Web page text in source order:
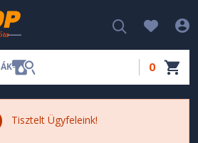
0
Tisztelt Ügyfeleink!